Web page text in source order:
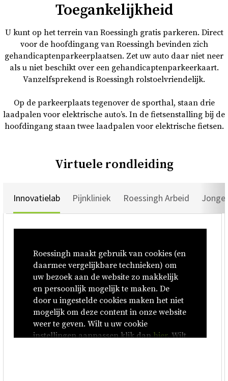
Toegankelijkheid
U kunt op het terrein van Roessingh gratis parkeren. Direct
voor de hoofdingang van Roessingh bevinden zich
gehandicaptenparkeerplaatsen. Zet uw auto daar niet neer
als u niet beschikt over een gehandicaptenparkeerkaart.
Vanzelfsprekend is Roessingh rolstoelvriendelijk.
Op de parkeerplaats tegenover de sporthal, staan drie
laadpalen voor elektrische auto’s. In de fietsenstalling bij de
hoofdingang staan twee laadpalen voor elektrische fietsen.
Virtuele rondleiding
Innovatielab Pijnkliniek Roessingh Arbeid
Roessingh maakt gebruik van cookies (en
daarmee vergelijkbare technieken) om
uw bezoek aan de website zo makkelijk
en persoonlijk mogelijk te maken. De
door u ingestelde cookies maken het niet
mogelijk om deze content in onze website
weer te geven. Wilt u uw cookie
instellingen aanpassen klik danhier. Wilt